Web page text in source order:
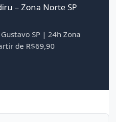
– Zona Norte SP
SP | 24h Zona
de R$69,90